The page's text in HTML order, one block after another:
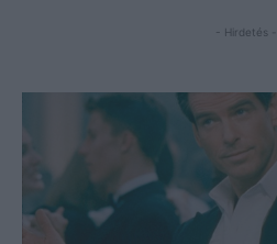
- Hirdetés -